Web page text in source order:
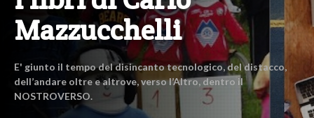
Mazzucchelli
E' giunto il tempo del disincanto tecnologico, del distacco,
dell’andare oltre e altrove, verso l’Altro, dentro il
NOSTROVERSO.